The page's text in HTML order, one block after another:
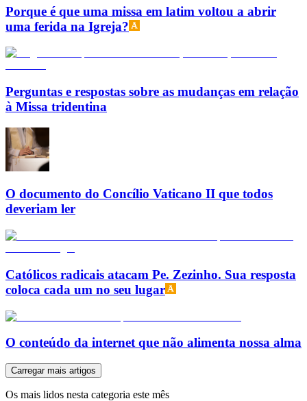
Porque é que uma missa em latim voltou a abrir
uma ferida na Igreja?
Perguntas e respostas sobre as mudanças em relação
à Missa tridentina
O documento do Concílio Vaticano II que todos
deveriam ler
Católicos radicais atacam Pe. Zezinho. Sua resposta
coloca cada um no seu lugar
O conteúdo da internet que não alimenta nossa alma
Carregar mais artigos
Os mais lidos nesta categoria este mês